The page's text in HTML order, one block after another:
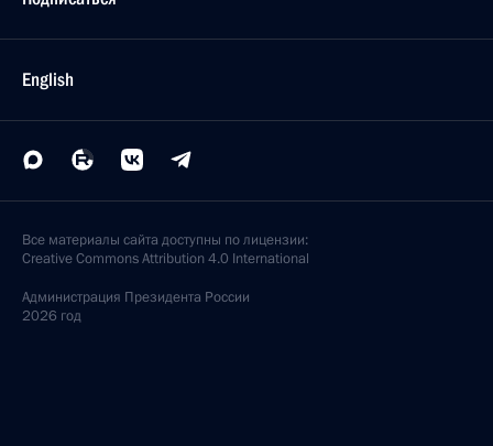
English
Все материалы сайта доступны по лицензии:
Creative Commons Attribution 4.0 International
Администрация Президента России
2026 год